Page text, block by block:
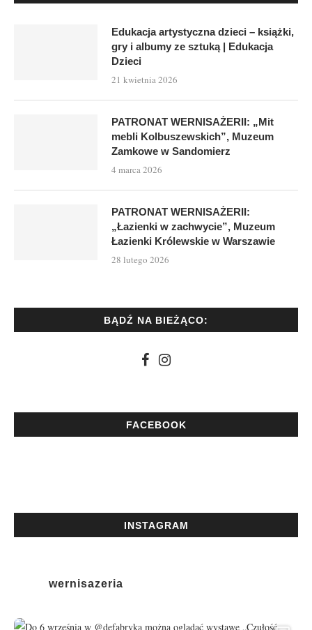
Edukacja artystyczna dzieci – książki,
gry i albumy ze sztuką | Edukacja
Dzieci
21 kwietnia 2026
PATRONAT WERNISAŻERII: „Mit
mebli Kolbuszewskich”, Muzeum
Zamkowe w Sandomierz
4 marca 2026
PATRONAT WERNISAŻERII:
„Łazienki w zachwycie”, Muzeum
Łazienki Królewskie w Warszawie
28 lutego 2026
BĄDŹ NA BIEŻĄCO:
FACEBOOK
INSTAGRAM
wernisazeria